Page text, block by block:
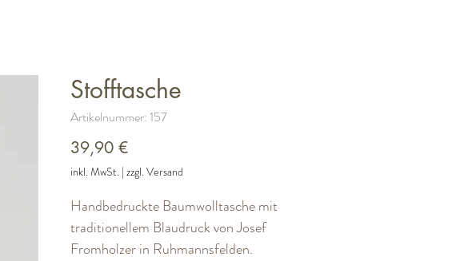
Stofftasche
Artikelnummer: 157
39,90 €Preis
inkl. MwSt. | zzgl. Versand
Handbedruckte Baumwolltasche mit
traditionellem Blaudruck von Josef
Fromholzer in Ruhmannsfelden.